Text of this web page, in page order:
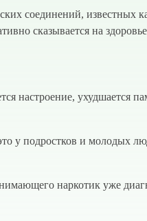
соединений, известных
сказывается на
настроение, ухудшается
у подростков и молодых
наркотик уже